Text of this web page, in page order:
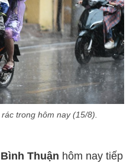
trong hôm nay (15/8).
Thuận hôm nay tiếp